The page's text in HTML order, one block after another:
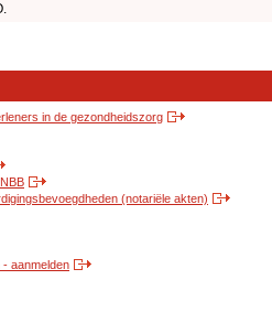
in de gezondheidszorg
(notariële akten)
aanmelden